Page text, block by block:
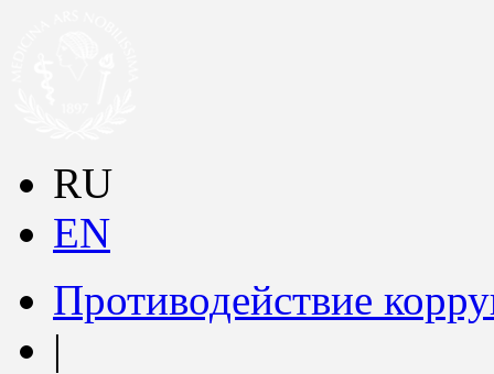
RU
EN
Противодействие
|